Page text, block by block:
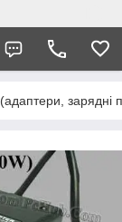
зарядні